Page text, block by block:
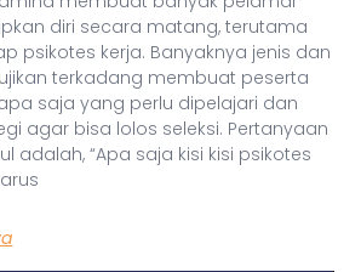
diri secara matang, terutama
psikotes kerja. Banyaknya jenis dan
terkadang membuat peserta
saja yang perlu dipelajari dan
agar bisa lolos seleksi. Pertanyaan
adalah, “Apa saja kisi kisi psikotes